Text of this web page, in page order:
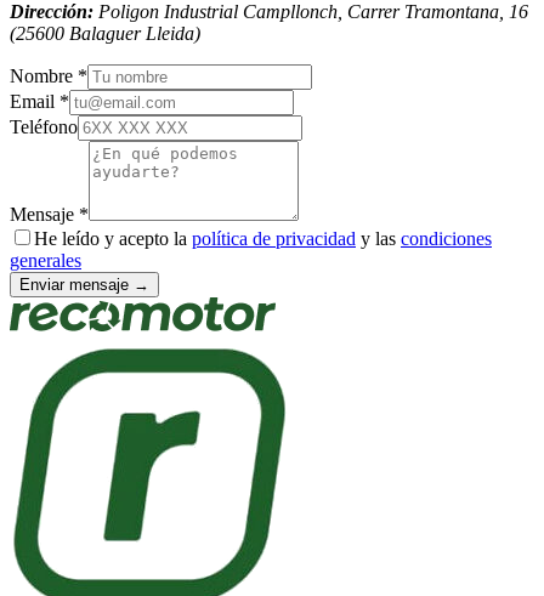
Dirección: Poligon Industrial Campllonch, Carrer Tramontana, 16
(25600 Balaguer Lleida)
Nombre *
Email *
Teléfono
Mensaje *
He leído y acepto la política de privacidad y las condiciones
generales
Enviar mensaje →